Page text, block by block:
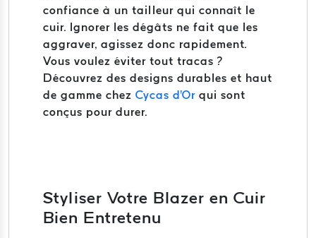
confiance à un tailleur qui connaît le
cuir. Ignorer les dégâts ne fait que les
aggraver, agissez donc rapidement.
Vous voulez éviter tout tracas ?
Découvrez des designs durables et haut
de gamme chez Cycas d'Or qui sont
conçus pour durer.
Styliser Votre Blazer en Cuir
Bien Entretenu